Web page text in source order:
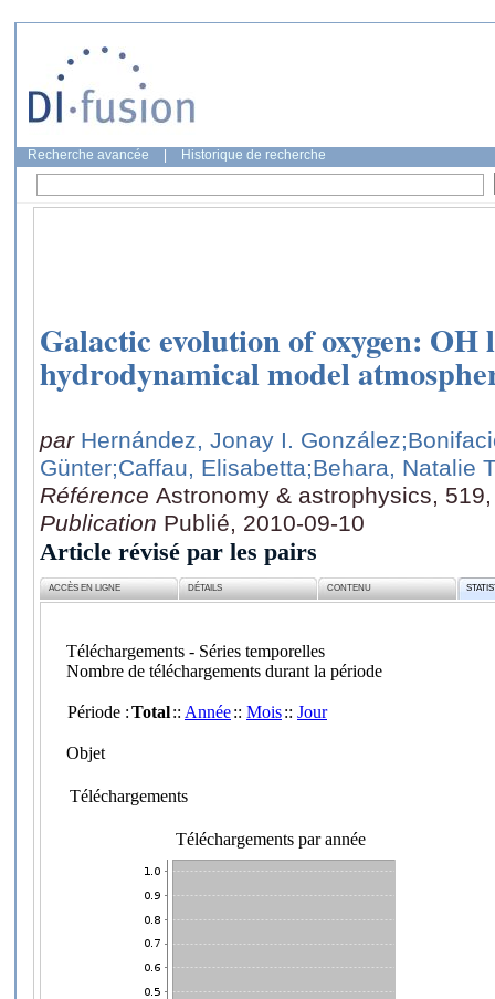
Recherche avancée Historique de recherche
Galactic evolution of oxygen: OH
hydrodynamical model
par Hernández, Jonay I. González
Günter;Caffau, Elisabetta;Behara, Natalie
Référence Astronomy & astrophysics,
Publication Publié, 2010-09-10
Article révisé par les pairs
ACCÈS EN LIGNE DÉTAILS CONTENU